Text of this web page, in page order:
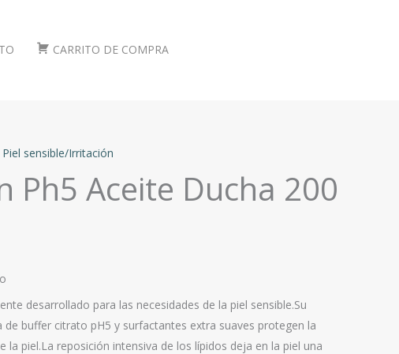
CARRITO DE COMPRA
Piel sensible/Irritación
Ph5 Aceite Ducha 200
desarrollado para las necesidades de la piel sensible.Su
de buffer citrato pH5 y surfactantes extra suaves protegen la
la piel.La reposición intensiva de los lípidos deja en la piel una